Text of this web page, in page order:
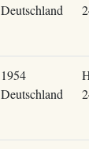
Deutschland
1954
Deutschland